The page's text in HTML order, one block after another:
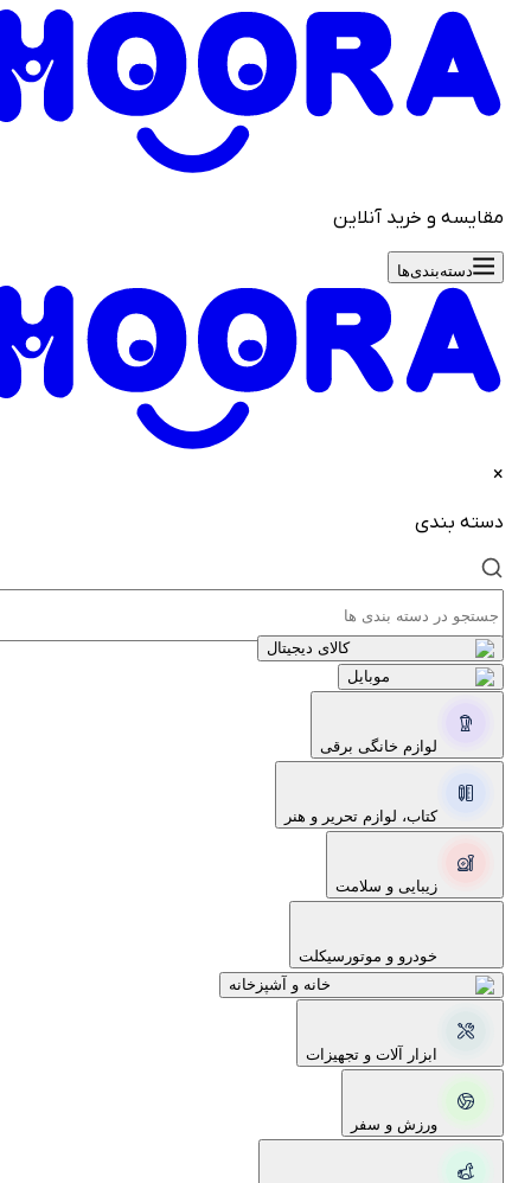
و خرید آنلاین
دسته‌بندی‌ها
بندی
کالای دیجیتال
موبایل
لوازم خانگی برقی
کتاب، لوازم تحریر و هنر
زیبایی و سلامت
خودرو و موتورسیکلت
خانه و آشپزخانه
ابزار آلات و تجهیزات
ورزش و سفر